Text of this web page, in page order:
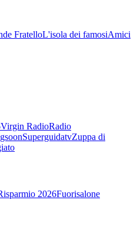
FratelloL'isola dei famosiAmici
Virgin RadioRadio
SuperguidatvZuppa di
2026Fuorisalone